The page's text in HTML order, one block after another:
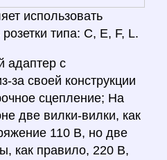
использовать
типа: C, E, F, L.
адаптер с
за своей конструкции
сцепление; На
две вилки-вилки, как
110 В, но две
как правило, 220 В,